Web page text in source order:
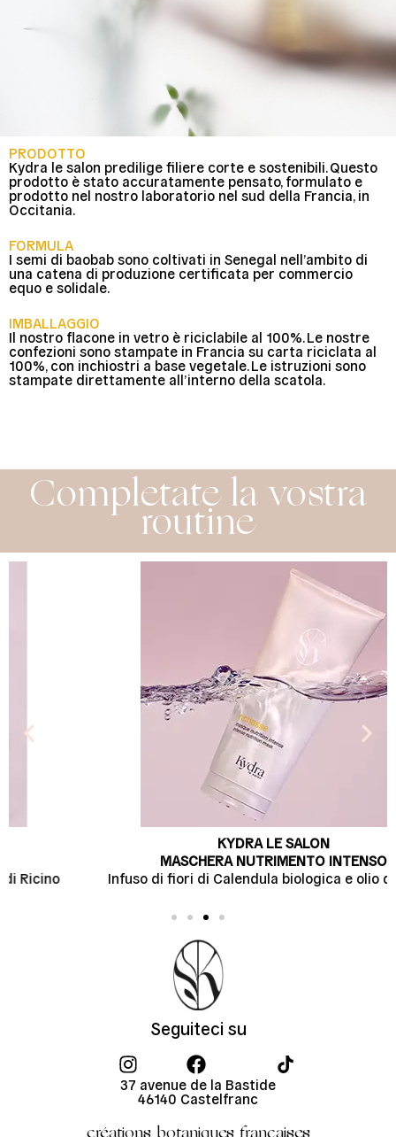
PRODOTTO
Kydra le salon predilige filiere corte e sostenibili. Questo
prodotto è stato accuratamente pensato, formulato e
prodotto nel nostro laboratorio nel sud della Francia, in
Occitania.
FORMULA
I semi di baobab sono coltivati in Senegal nell’ambito di
una catena di produzione certificata per commercio
equo e solidale.
IMBALLAGGIO
Il nostro flacone in vetro è riciclabile al 100%. Le nostre
confezioni sono stampate in Francia su carta riciclata al
100%, con inchiostri a base vegetale. Le istruzioni sono
stampate direttamente all’interno della scatola.
Completate la vostra
routine
KYDRA LE SALON
MASCHERA NUTRIMENTO INTENSO
Infuso di fiori di Calendula biologica e olio di Ricino
Seguiteci su
37 avenue de la Bastide
46140 Castelfranc